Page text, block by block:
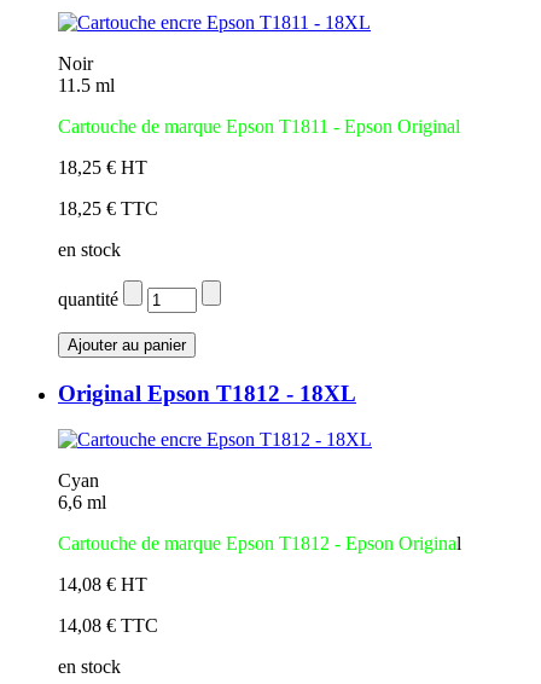
Noir
11.5 ml
Cartouche de marque Epson T1811 - Epson Original
18,25 € HT
18,25 € TTC
en stock
quantité
Original Epson T1812 - 18XL
Cyan
6,6 ml
Cartouche de marque Epson T1812 - Epson Original
14,08 € HT
14,08 € TTC
en stock